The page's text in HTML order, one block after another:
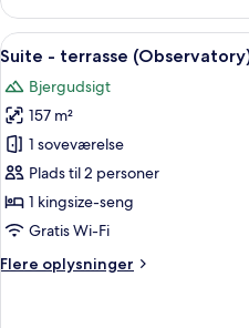
-
privat
pool
Blau)
Indlæs
alle
billeder
af
Suite
-
terrasse
(Observatory)
19
Suite - terrasse
Bjergudsigt
157 m²
1 soveværelse
Plads til 2 personer
1 kingsize-seng
Gratis Wi-Fi
Flere oplysninger
Flere